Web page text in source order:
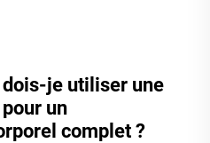
je utiliser une
un
complet ?